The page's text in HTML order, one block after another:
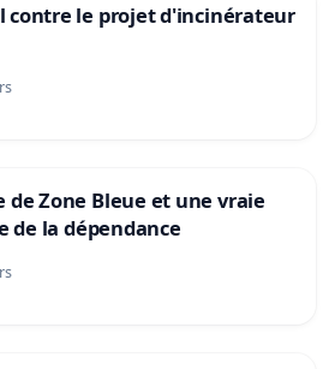
contre le projet d'incinérateur
Zone Bleue et une vraie
de la dépendance